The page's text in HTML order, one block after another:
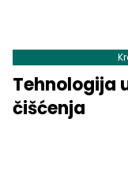
Tehnologija
čišćenja